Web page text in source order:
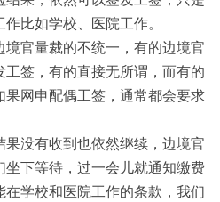
比如学校、医院工作。
官量裁的不统一，有的边境官
签，有的直接无所谓，而有的
网申配偶工签，通常都会要求
没有收到也依然继续，边境官
下等待，过一会儿就通知缴费
学校和医院工作的条款，我们